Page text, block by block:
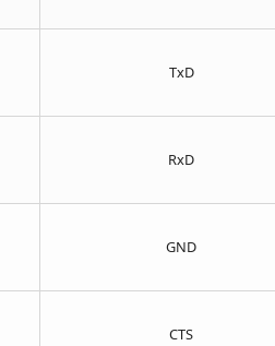
TxD
RxD
GND
CTS